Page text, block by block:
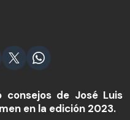
consejos de José Luis
en la edición 2023.